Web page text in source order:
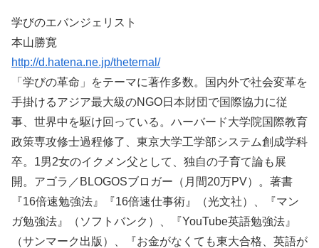
学びのエバンジェリスト
本山勝寛
http://d.hatena.ne.jp/theternal/
「学びの革命」をテーマに著作多数。国内外で社会変革を
手掛けるアジア最大級のNGO日本財団で国際協力に従
事、世界中を駆け回っている。ハーバード大学院国際教育
政策専攻修士過程修了、東京大学工学部システム創成学科
卒。1男2女のイクメン父として、独自の子育て論も展
開。アゴラ／BLOGOSブロガー（月間20万PV）。著書
『16倍速勉強法』『16倍速仕事術』（光文社）、『マン
ガ勉強法』（ソフトバンク）、『YouTube英語勉強法』
（サンマーク出版）、『お金がなくても東大合格、英語が